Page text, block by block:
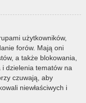
użytkowników,
forów. Mają oni
a także blokowania,
dzielenia tematów na
czuwają, aby
niewłaściwych i